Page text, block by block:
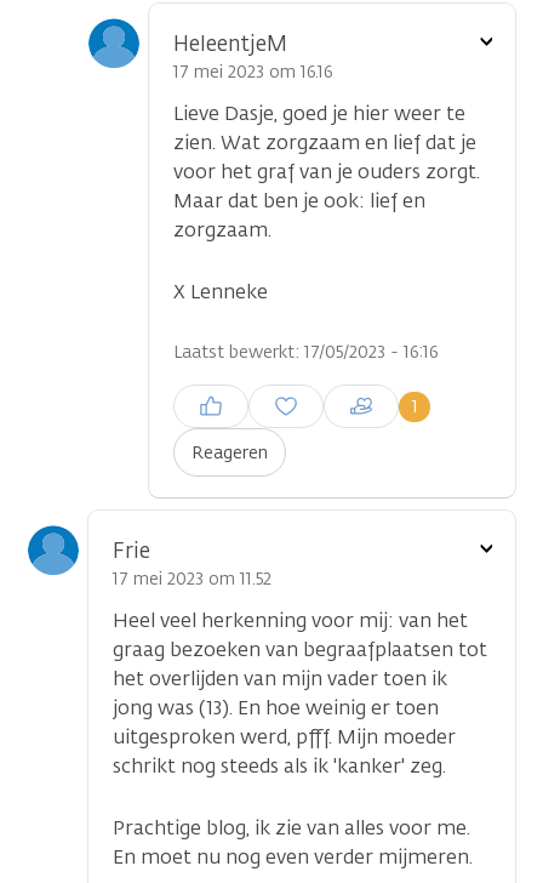
HeleentjeM
17 mei 2023 om 16.16
Lieve Dasje, goed je hier weer te
zien. Wat zorgzaam en lief dat je
voor het graf van je ouders zorgt.
Maar dat ben je ook: lief en
zorgzaam.
X Lenneke
Laatst bewerkt: 17/05/2023 - 16:16
Reageren
1
Inloggen om een reactie te
plaatsen
Toon
Frie
17 mei 2023 om 11.52
Heel veel herkenning voor mij: van het
graag bezoeken van begraafplaatsen tot
het overlijden van mijn vader toen ik
jong was (13). En hoe weinig er toen
uitgesproken werd, pfff. Mijn moeder
schrikt nog steeds als ik 'kanker' zeg.
Prachtige blog, ik zie van alles voor me.
En moet nu nog even verder mijmeren.
Toon